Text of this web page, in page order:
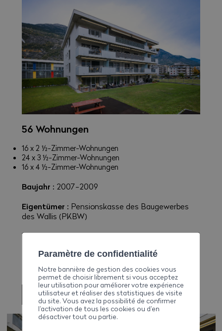
56 Wohnungen
16 x 2 ½-Zimmer-Wohnungen
24 x 3 ½-Zimmer-Wohnungen
16 x 4 ½-Zimmer-Wohnungen
Baujahr : 2007-2009
Eigentümer : Pensionskasse des Baugewerbes
des Wallis (PKBW)
Verwaltung :AVALUA AG, Naters, Tel. 027 922 20
PREVIOUS
Paramètre de confidentialité
Notre bannière de gestion des cookies vous
permet de choisir librement si vous acceptez
leur utilisation pour améliorer votre expérience
utilisateur et réaliser des statistiques de visite
du site. Vous avez la possibilité de confirmer
l’activation de tous les cookies ou d’en
désactiver tout ou partie.